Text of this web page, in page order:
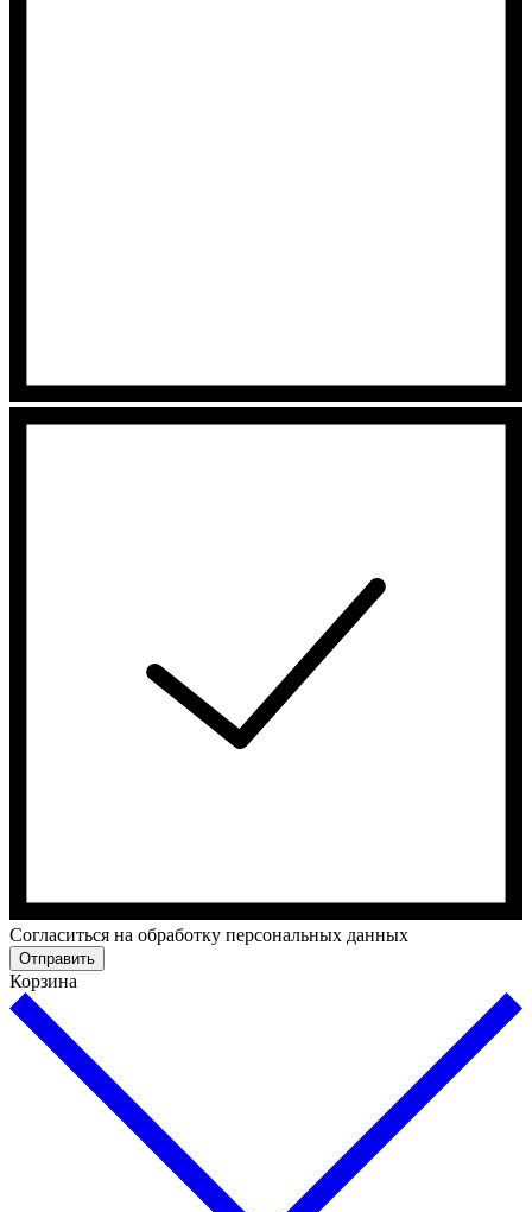
Cогласиться на обработку персональных данных
Отправить
Корзина